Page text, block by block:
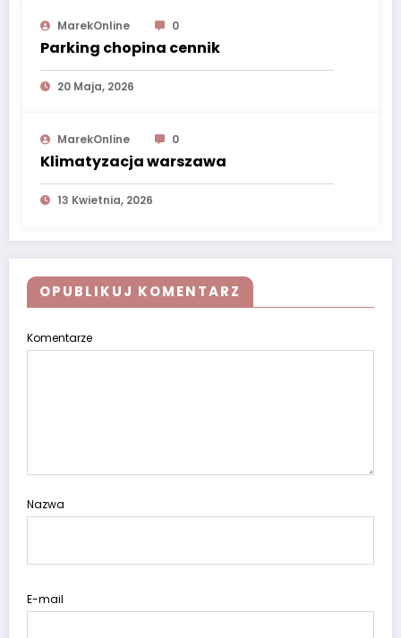
MarekOnline 0
Parking chopina cennik
20 Maja, 2026
MarekOnline 0
Klimatyzacja warszawa
13 Kwietnia, 2026
OPUBLIKUJ KOMENTARZ
Komentarze
Nazwa
E-mail